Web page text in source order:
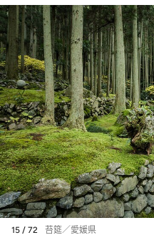
15 / 72 苔筵／愛媛県